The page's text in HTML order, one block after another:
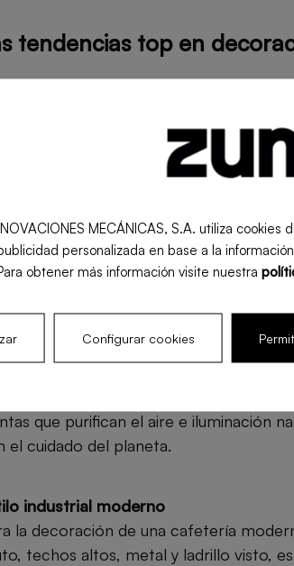
tendencias top en
una zona de lectura durante el
de música en vivo por la noche.
sostenible
que purifican el aire e iluminación
el cuidado del planeta.
industrial moderno
la decoración de una cafetería
techos altos, metal y ladrillo visto,
MECÁNICAS, S.A. utiliza
personalizada en base a la
obtener más información visite nuestra
Configurar cookies